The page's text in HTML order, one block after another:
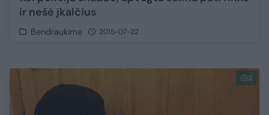
ir nešė įkalčius
Bendraukime 2015-07-22
3